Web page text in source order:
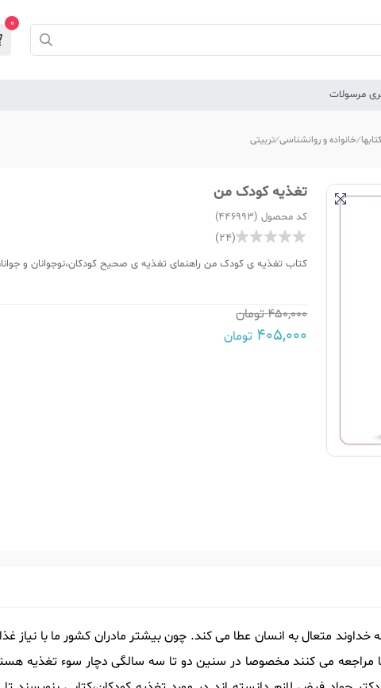
0
مرسولات
کتابها خانواده و روانشناسی تربیتی
تغذیه کودک من
کد محصول (446993)
(24)
کتاب تغذیه ی کودک من راهنمای تغذیه ی صحیح کودکان،نوجوانان و جوانان از دوران
450,000تومان
405,000 تومان
خداوند متعال به انسان عطا می کند. چون بیشتر مادران کشور ما با نیاز
مراجعه می کنند مخصوصا در سنین دو تا سه سالگی دچار سوء تغذیه